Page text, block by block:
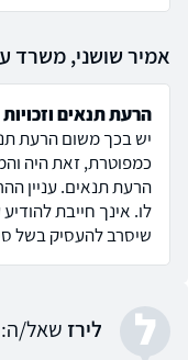
אמיר שושני, משרד
הרעת תנאים
יש בכך משום הרעת
כמפוטרת, זאת היה
הרעת תנאים. עניין
לו. אינך חייבת
שיסרב להעסיק בשל
ל לירז שאל/ה: